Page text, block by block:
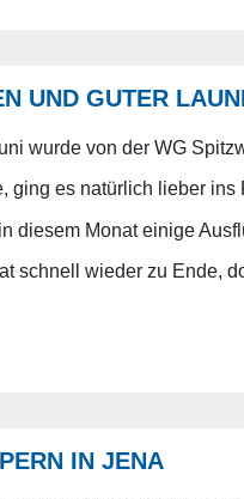
UND GUTER
wurde von der WG
ging es natürlich lieber
diesem Monat einige
schnell wieder zu Ende,
IN JENA